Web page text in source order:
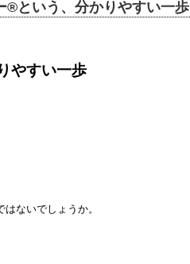
®という、分かりやすい一歩
やすい一歩
ないでしょうか。